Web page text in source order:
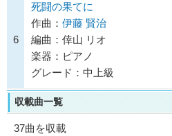
6
死闘の果てに
作曲： 伊藤 賢治
編曲：倖山 リオ
楽器：ピアノ
グレード：中上級
収載曲一覧
37曲を収載